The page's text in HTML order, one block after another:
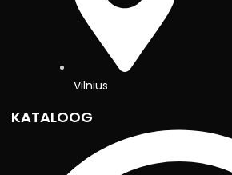
Vilnius
KATALOOG